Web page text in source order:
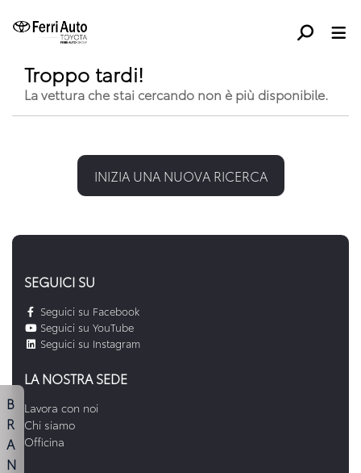
Troppo tardi!
La vettura che stai cercando non è più disponibile.
INIZIA UNA NUOVA RICERCA
SEGUICI SU
Seguici su Facebook
Seguici su YouTube
Seguici su Instagram
LA NOSTRA SEDE
Lavora con noi
Chi siamo
Officina
B
R
A
N